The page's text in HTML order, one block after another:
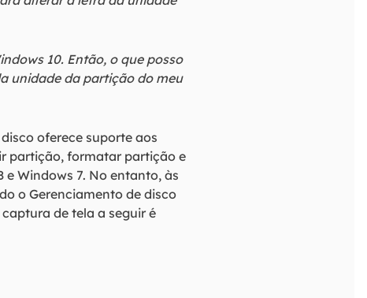
10. Então, o que posso
unidade da partição do meu
oferece suporte aos
partição, formatar partição e
Windows 7. No entanto, às
o Gerenciamento de disco
de tela a seguir é